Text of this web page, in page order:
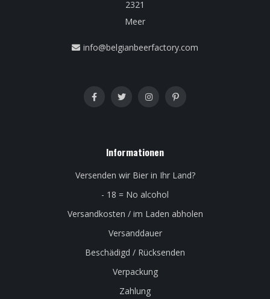
2321
Meer
info@belgianbeerfactory.com
Informationen
Versenden wir Bier in Ihr Land?
- 18 = No alcohol
Versandkosten / im Laden abholen
Versanddauer
Beschädigd / Rücksenden
Verpackung
Zahlung